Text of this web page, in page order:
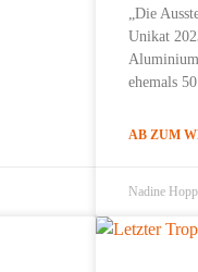
„Die
Unikat
ehemals
AB ZUM
Nadine